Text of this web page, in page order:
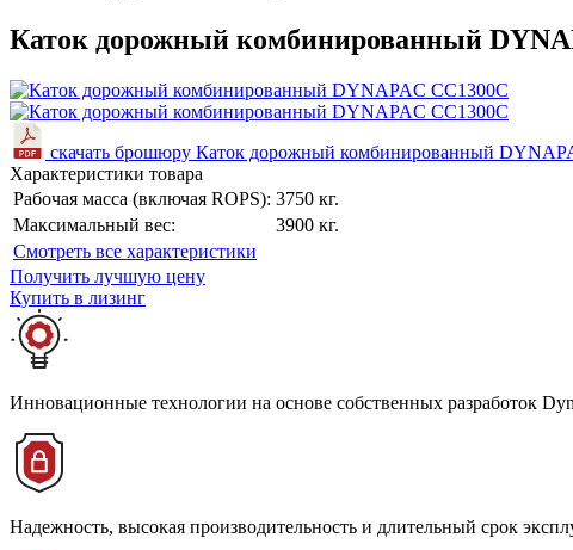
Каток дорожный комбинированный
скачать брошюру Каток дорожный комбинированный
Характеристики товара
Рабочая масса (включая ROPS): 3750 кг.
Максимальный вес:
3900 кг.
Cмотреть все характеристики
Получить лучшую цену
Купить в лизинг
Инновационные технологии на основе собственных разработок
Надежность, высокая производительность и длительный срок